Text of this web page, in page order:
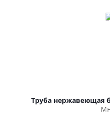
Труба нержавеющая